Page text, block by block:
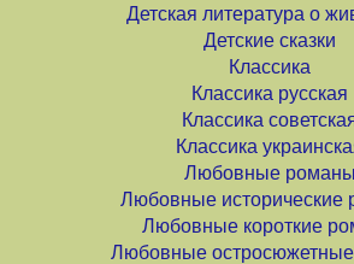
Детская литература о
Детские сказки
Классика
Классика русская
Классика
Классика
Любовные романы
Любовные исторические
Любовные короткие
Любовные